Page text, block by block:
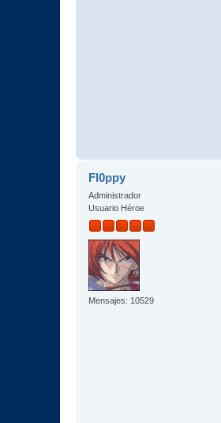
Fl0ppy
Administrador
Usuario Héroe
Mensajes: 10529